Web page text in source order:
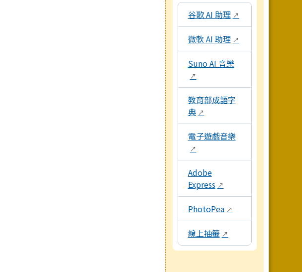
本區域包含教學工具資源連結，點
谷歌 AI 助理 ↗
微軟 AI 助理 ↗
Suno AI 音樂
↗
教育部成語字
典 ↗
電子遊戲音樂
↗
Adobe
Express ↗
PhotoPea ↗
線上抽籤 ↗